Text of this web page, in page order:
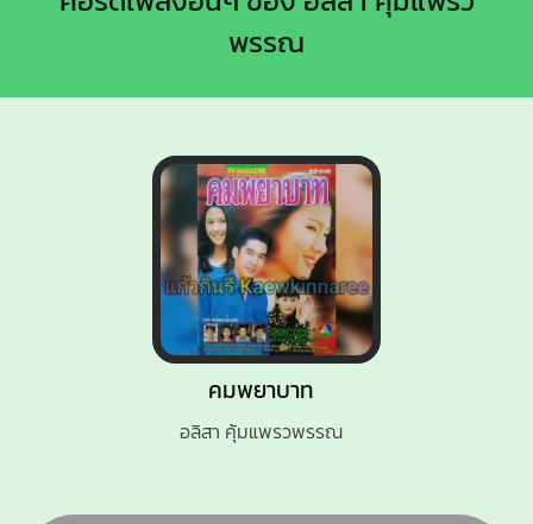
พรรณ
คมพยาบาท
อลิสา คุ้มแพรวพรรณ